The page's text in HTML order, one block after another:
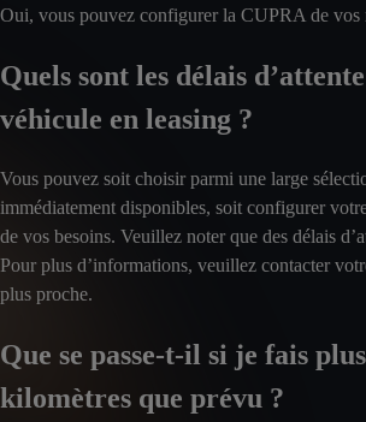
Oui, vous pouvez configurer la CUPRA de vos
Quels sont les délais
véhicule en leasing ?
Vous pouvez soit choisir parmi une large
immédiatement disponibles, soit configurer
de vos besoins. Veuillez noter que des délais
Pour plus d’informations, veuillez contacter
plus proche.
Que se passe-t-il si je fais
kilomètres que prévu ?